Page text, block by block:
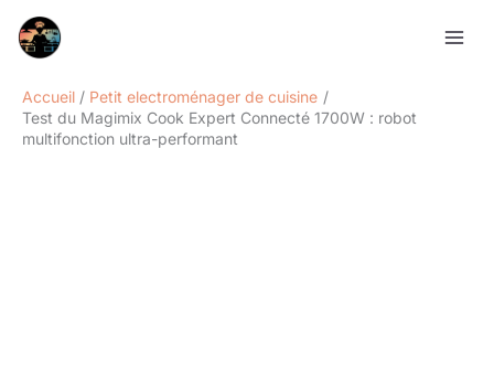
Accueil
Petit electroménager de cuisine
Test du Magimix Cook Expert Connecté 1700W : robot
multifonction ultra-performant
Rechercher